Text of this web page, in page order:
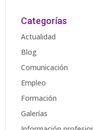
Categorías
Actualidad
Blog
Comunicación
Empleo
Formación
Galerías